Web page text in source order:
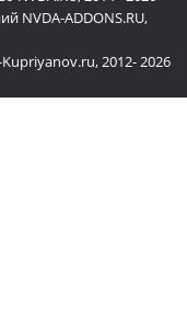
NVDA-ADDONS.RU,
2012- 2026